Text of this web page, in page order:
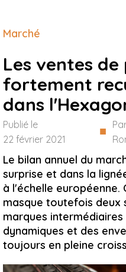
Marché
Les ventes de
fortement
dans
Publié le
22 février 2021
■
Le bilan annuel du
surprise et dans la
à l'échelle européenne.
masque toutefois deux
marques
dynamiques et des
toujours en pleine